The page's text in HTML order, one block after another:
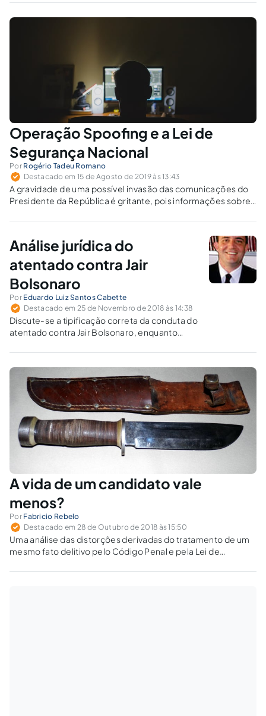
pensam assim.
Operação Spoofing e a Lei de
Segurança Nacional
Por Rogério Tadeu Romano
Destacado em 15 de Agosto de 2019 às 13:43
A gravidade de uma possível invasão das comunicações do
Presidente da República é gritante, pois informações sobre
poderão ter sido alcançadas.
Análise jurídica do
atentado contra Jair
Bolsonaro
Por Eduardo Luiz Santos Cabette
Destacado em 25 de Novembro de 2018 às 14:38
Discute-se a tipificação correta da conduta do
atentado contra Jair Bolsonaro, enquanto
judiciária e a competência para instrução e
julgamento do caso.
A vida de um candidato vale
menos?
Por Fabricio Rebelo
Destacado em 28 de Outubro de 2018 às 15:50
Uma análise das distorções derivadas do tratamento de um
mesmo fato delitivo pelo Código Penal e pela Lei de